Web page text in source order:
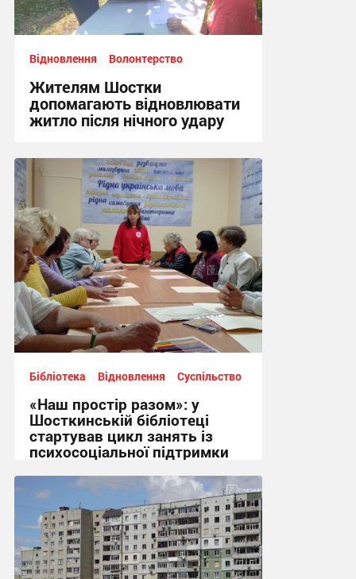
Відновлення Волонтерство
Жителям Шостки
допомагають відновлювати
житло після нічного удару
16:17 вчора
Бібліотека Відновлення Суспільство
«Наш простір разом»: у
Шосткинській бібліотеці
стартував цикл занять із
психосоціальної підтримки
11:01, 30.07.2026